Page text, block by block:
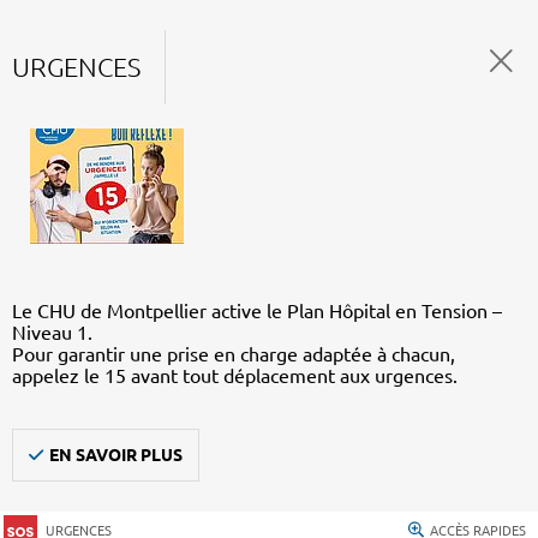
URGENCES
Le CHU de Montpellier active le Plan Hôpital en Tension –
Niveau 1.
Pour garantir une prise en charge adaptée à chacun,
appelez le 15 avant tout déplacement aux urgences.
EN SAVOIR PLUS
URGENCES ACCÈS RAPIDES